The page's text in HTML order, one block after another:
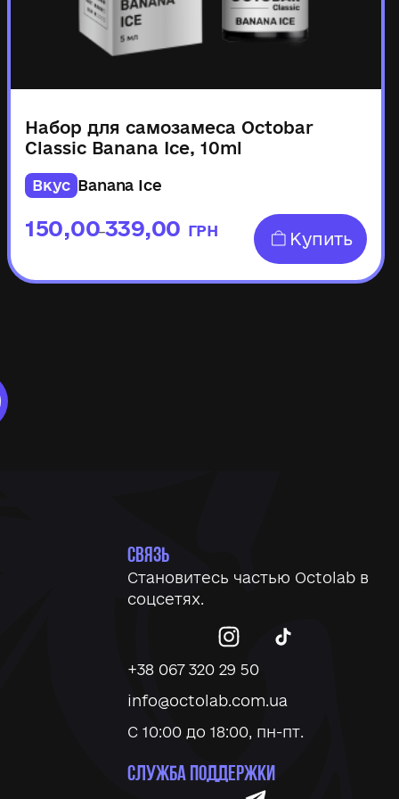
Набор для самозамеса Octobar
Classic Banana Ice, 10ml
Вкус Banana Ice
150,00
–339,00 ГРН Купить
СВЯЗЬ
Становитесь частью Octolabв
соцсетях.
+38 067 320 29 50
info@octolab.com.ua
С 10:00 до 18:00, пн-пт.
СЛУЖБА ПОДДЕРЖКИ